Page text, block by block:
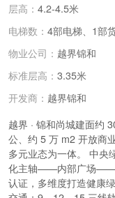
层高： 4.2-4.5米
电梯数： 4部电梯、1部
物业公司： 越界锦和
标准层高： 3.35米
开发商： 越界锦和
越界 · 锦和尚城建面约
公、约 5 万 m2 开放商
多元业态为一体。 中央
化主轴——内部广场——
认证，多维度打造健康